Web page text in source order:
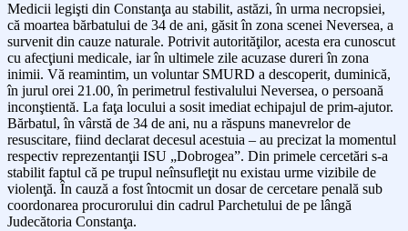
Medicii legişti din Constanţa au stabilit, astăzi,în urma necropsiei,
că moartea bărbatului de 34 de ani, găsit în zona scenei Neversea, a
survenit din cauze naturale. Potrivit autorităţilor, acesta era cunoscut
cu afecţiuni medicale, iar în ultimele zile acuzase dureri în zona
inimii. Vă reamintim, un voluntar SMURD a descoperit, duminică,
în jurul orei 21.00, în perimetrul festivalului Neversea, o persoană
inconştientă. La faţa locului a sosit imediat echipajul de prim-ajutor.
Bărbatul, în vârstă de 34 de ani, nu a răspuns manevrelor de
resuscitare, fiind declarat decesul acestuia – au precizat la momentul
respectiv reprezentanţii ISU „Dobrogea”. Din primele cercetări s-a
stabilit faptul că pe trupul neînsufleţit nu existau urme vizibile de
violenţă. În cauză a fost întocmit un dosar de cercetare penală sub
coordonarea procurorului din cadrul Parchetului de pe lângă
Judecătoria Constanţa.